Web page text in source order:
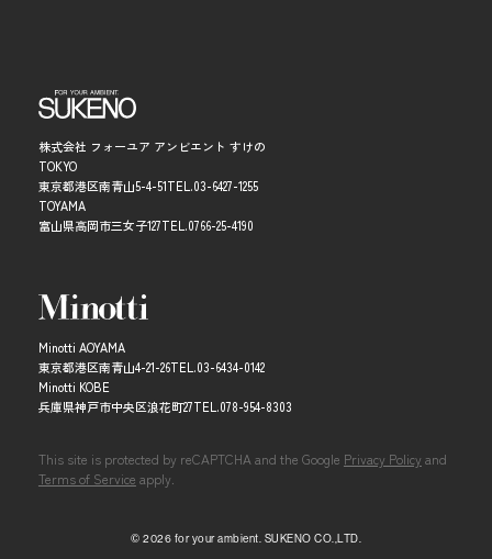
株式会社 フォーユア アンビエント すけの
TOKYO
東京都港区南青山5-4-51TEL.03-6427-1255
TOYAMA
富山県高岡市三女子127TEL.0766-25-4190
Minotti AOYAMA
東京都港区南青山4-21-26TEL.03-6434-0142
Minotti KOBE
兵庫県神戸市中央区浪花町27TEL.078-954-8303
This site is protected by reCAPTCHA and the Google Privacy Policy and
Terms of Service apply.
© 2026 for your ambient. SUKENO CO.,LTD.